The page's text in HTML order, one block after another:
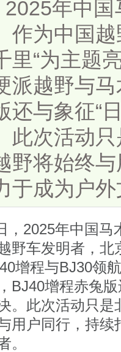
年中
作为中国
里“为主题
派越野与
还与象征“
此次活动
野将始终
于成为户
，2025年中国
野车发明者，北
增程与BJ30领
BJ40增程赤兔
。此次活动只
用户同行，持
。